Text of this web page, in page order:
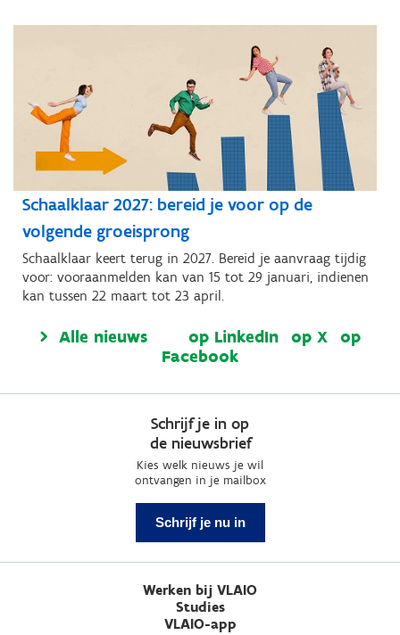
Schaalklaar 2027: bereid je voor op de
volgende groeisprong
Schaalklaar keert terug in 2027. Bereid je aanvraag tijdig
voor: vooraanmelden kan van 15 tot 29 januari, indienen
kan tussen 22 maart tot 23 april.
Alle nieuws op LinkedIn op X
op
Facebook
Schrijf je in op
de nieuwsbrief
Kies welk nieuws je wil
ontvangen in je mailbox
Schrijf je nu in
Werken bij VLAIO
Studies
VLAIO-app